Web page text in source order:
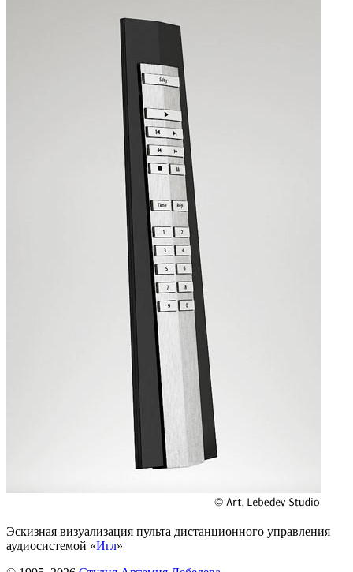
Эскизная визуализация пульта дистанционного управления
аудиосистемой «Игл»